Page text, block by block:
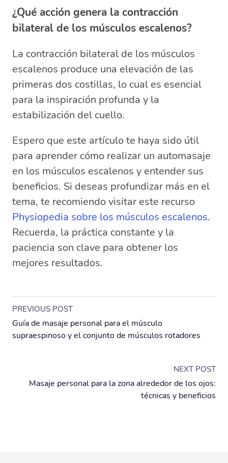
¿Qué acción genera la contracción
bilateral de los músculos escalenos?
La contracción bilateral de los músculos
escalenos produce una elevación de las
primeras dos costillas, lo cual es esencial
para la inspiración profunda y la
estabilización del cuello.
Espero que este artículo te haya sido útil
para aprender cómo realizar un automasaje
en los músculos escalenos y entender sus
beneficios. Si deseas profundizar más en el
tema, te recomiendo visitar este recurso
Physiopedia sobre los músculos escalenos.
Recuerda, la práctica constante y la
paciencia son clave para obtener los
mejores resultados.
PREVIOUS POST
Guía de masaje personal para el músculo
supraespinoso y el conjunto de músculos rotadores
NEXT POST
Masaje personal para la zona alrededor de los ojos:
técnicas y beneficios